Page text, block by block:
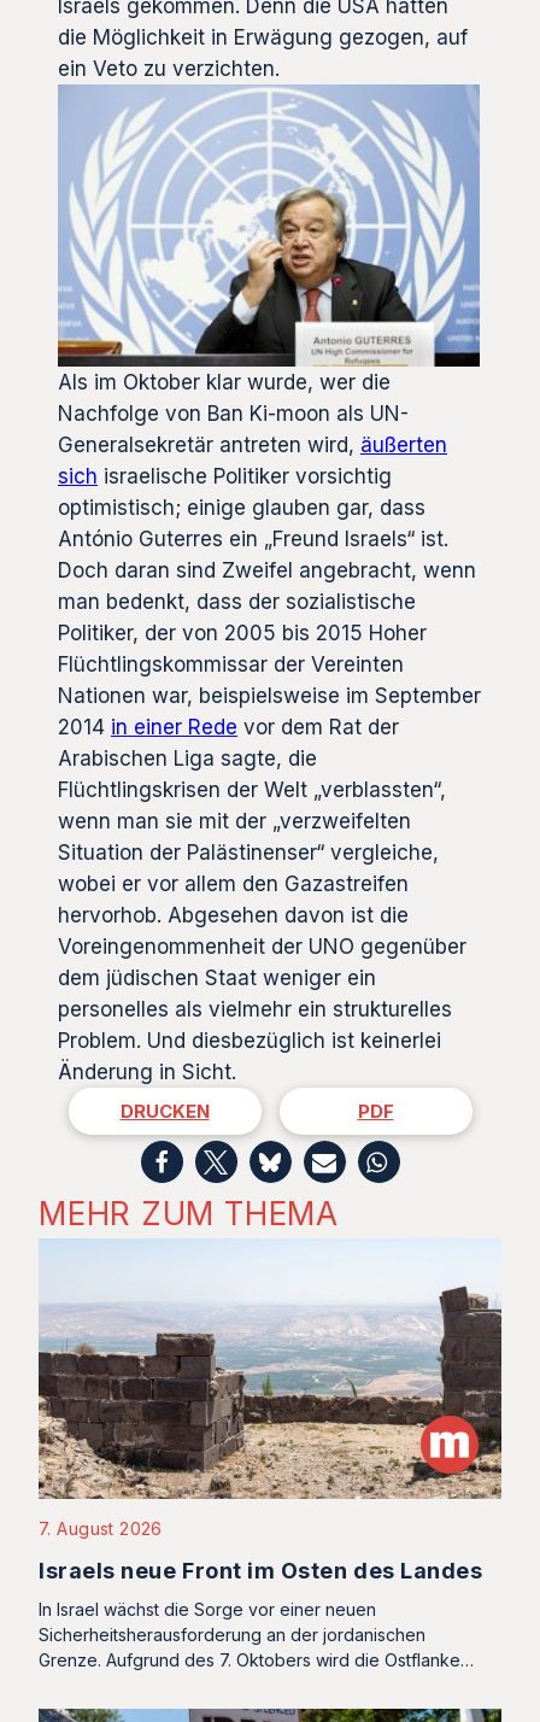
Israels gekommen. Denn die USA hatten
die Möglichkeit in Erwägung gezogen, auf
ein Veto zu verzichten.
Als im Oktober klar wurde, wer die
Nachfolge von Ban Ki-moon als UN-
Generalsekretär antreten wird, äußerten
sich israelische Politiker vorsichtig
optimistisch; einige glauben gar, dass
António Guterres ein „Freund Israels“ ist.
Doch daran sind Zweifel angebracht, wenn
man bedenkt, dass der sozialistische
Politiker, der von 2005 bis 2015 Hoher
Flüchtlingskommissar der Vereinten
Nationen war, beispielsweise im September
2014 in einer Rede vor dem Rat der
Arabischen Liga sagte, die
Flüchtlingskrisen der Welt „verblassten“,
wenn man sie mit der „verzweifelten
Situation der Palästinenser“ vergleiche,
wobei er vor allem den Gazastreifen
hervorhob. Abgesehen davon ist die
Voreingenommenheit der UNO gegenüber
dem jüdischen Staat weniger ein
personelles als vielmehr ein strukturelles
Problem. Und diesbezüglich ist keinerlei
Änderung in Sicht.
DRUCKEN PDF
MEHR ZUM THEMA
7. August 2026
Israels neue Front im Osten des Landes
In Israel wächst die Sorge vor einer neuen
Sicherheitsherausforderung an der jordanischen
Grenze. Aufgrund des 7. Oktobers wird die Ostflanke…